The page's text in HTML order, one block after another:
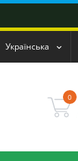
Українська
0